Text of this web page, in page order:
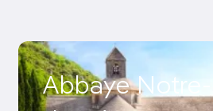
Abbaye